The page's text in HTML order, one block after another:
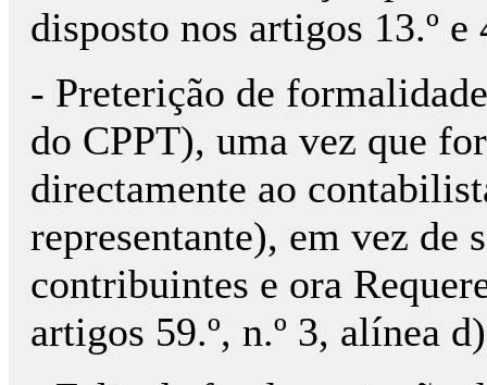
disposto nos artigos 13.º
- Preterição de
do CPPT), uma vez que
directamente ao
representante), em vez de
contribuintes e ora
artigos 59.º, n.º 3, alínea